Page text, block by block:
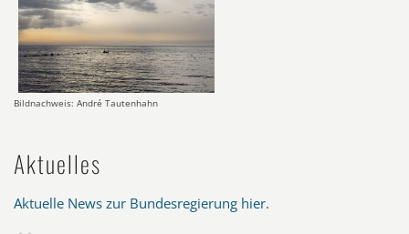
Bildnachweis: André Tautenhahn
Aktuelles
Aktuelle News zur Bundesregierung hier.